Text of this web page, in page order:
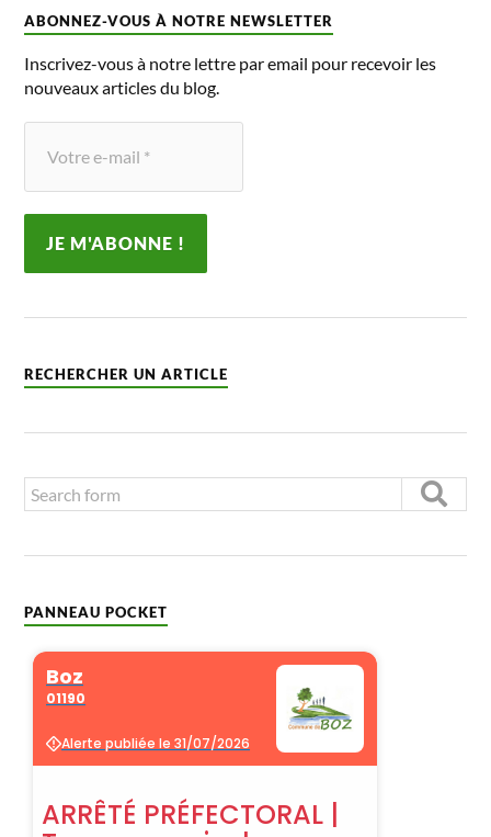
ABONNEZ-VOUS À NOTRE NEWSLETTER
Inscrivez-vous à notre lettre par email pour recevoir les
nouveaux articles du blog.
RECHERCHER UN ARTICLE
PANNEAU POCKET